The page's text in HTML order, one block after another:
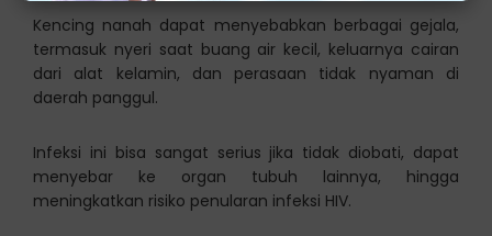
Kencing nanah dapat menyebabkan berbagai gejala,
termasuk nyeri saat buang air kecil, keluarnya cairan
dari alat kelamin, dan perasaan tidak nyaman di
daerah panggul.
Infeksi ini bisa sangat serius jika tidak diobati, dapat
menyebar ke organ tubuh lainnya, hingga
meningkatkan risiko penularan infeksi HIV.